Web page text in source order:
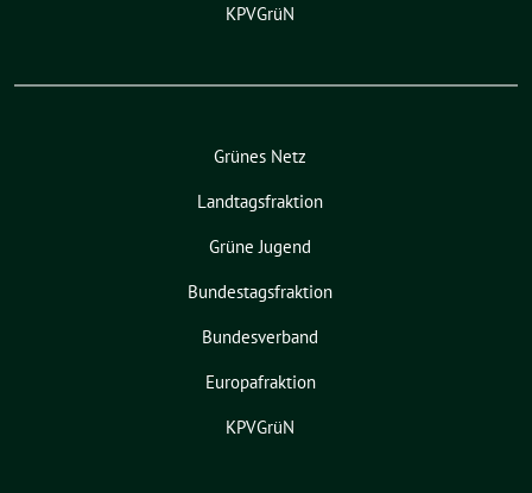
KPVGrüN
Grünes Netz
Landtagsfraktion
Grüne Jugend
Bundestagsfraktion
Bundesverband
Europafraktion
KPVGrüN